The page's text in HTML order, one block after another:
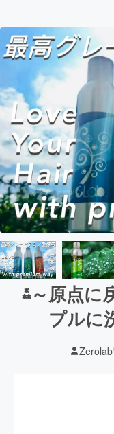
⁂～原点に
プルに
Zerolab